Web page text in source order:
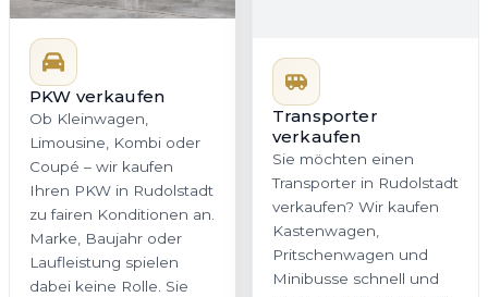
PKW verkaufen
Ob Kleinwagen,
Limousine, Kombi oder
Coupé – wir kaufen
Ihren PKW in Rudolstadt
zu fairen Konditionen an.
Marke, Baujahr oder
Laufleistung spielen
dabei keine Rolle. Sie
Transporter
verkaufen
Sie möchten einen
Transporter in Rudolstadt
verkaufen? Wir kaufen
Kastenwagen,
Pritschenwagen und
Minibusse schnell und
professionell an. Gerade